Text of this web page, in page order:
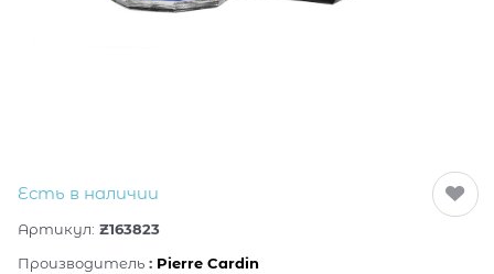
Есть в наличии
Артикул: Z163823
Производитель : Pierre Cardin